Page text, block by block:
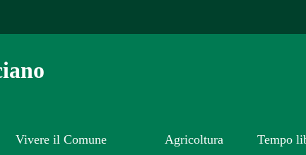
Vivere il Comune Agricoltura Tempo